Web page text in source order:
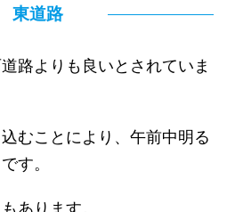
東道路
路よりも良いとされていま
むことにより、午前中明る
す。
あります。